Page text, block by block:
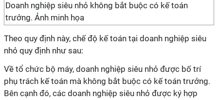
Doanh nghiệp siêu nhỏ không bắt buộc có kế toán
trưởng. Ảnh minh họa
Theo quy định này, chế độ kế toán tại doanh nghiệp siêu
nhỏ quy định như sau:
Về tổ chức bộ máy, doanh nghiệp siêu nhỏ được bố trí
phụ trách kế toán mà không bắt buộc có kế toán trưởng.
Bên cạnh đó, các doanh nghiệp siêu nhỏ được ký hợp